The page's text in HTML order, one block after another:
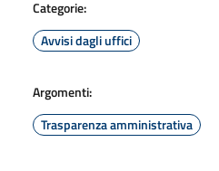
Categorie:
Avvisi dagli uffici
Argomenti:
Trasparenza amministrativa